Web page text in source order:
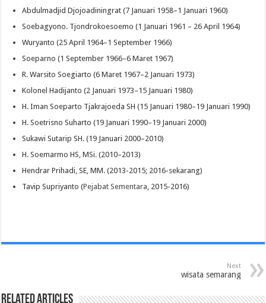
Abdulmadjid Djojoadiningrat (7 Januari 1958–1 Januari 1960)
Soebagyono. Tjondrokoesoemo (1 Januari 1961 – 26 April 1964)
Wuryanto (25 April 1964–1 September 1966)
Soeparno (1 September 1966–6 Maret 1967)
R. Warsito Soegiarto (6 Maret 1967–2 Januari 1973)
Kolonel Hadijanto (2 Januari 1973–15 Januari 1980)
H. Iman Soeparto Tjakrajoeda SH (15 Januari 1980–19 Januari 1990)
H. Soetrisno Suharto (19 Januari 1990–19 Januari 2000)
Sukawi Sutarip SH. (19 Januari 2000–2010)
H. Soemarmo HS, MSi. (2010–2013)
Hendrar Prihadi, SE, MM. (2013-2015; 2016-sekarang)
Tavip Supriyanto (Pejabat Sementara, 2015-2016)
Next
wisata semarang
Related Articles